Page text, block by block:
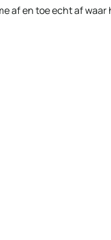
af en toe echt af